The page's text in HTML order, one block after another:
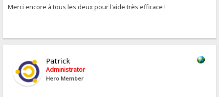
Merci encore à tous les deux pour l'aide très efficace !
Patrick
Administrator
Hero Member